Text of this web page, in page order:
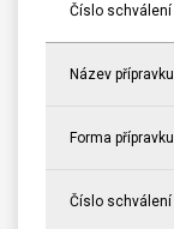
Číslo schválení
Název přípravku
Forma přípravku
Číslo schválení